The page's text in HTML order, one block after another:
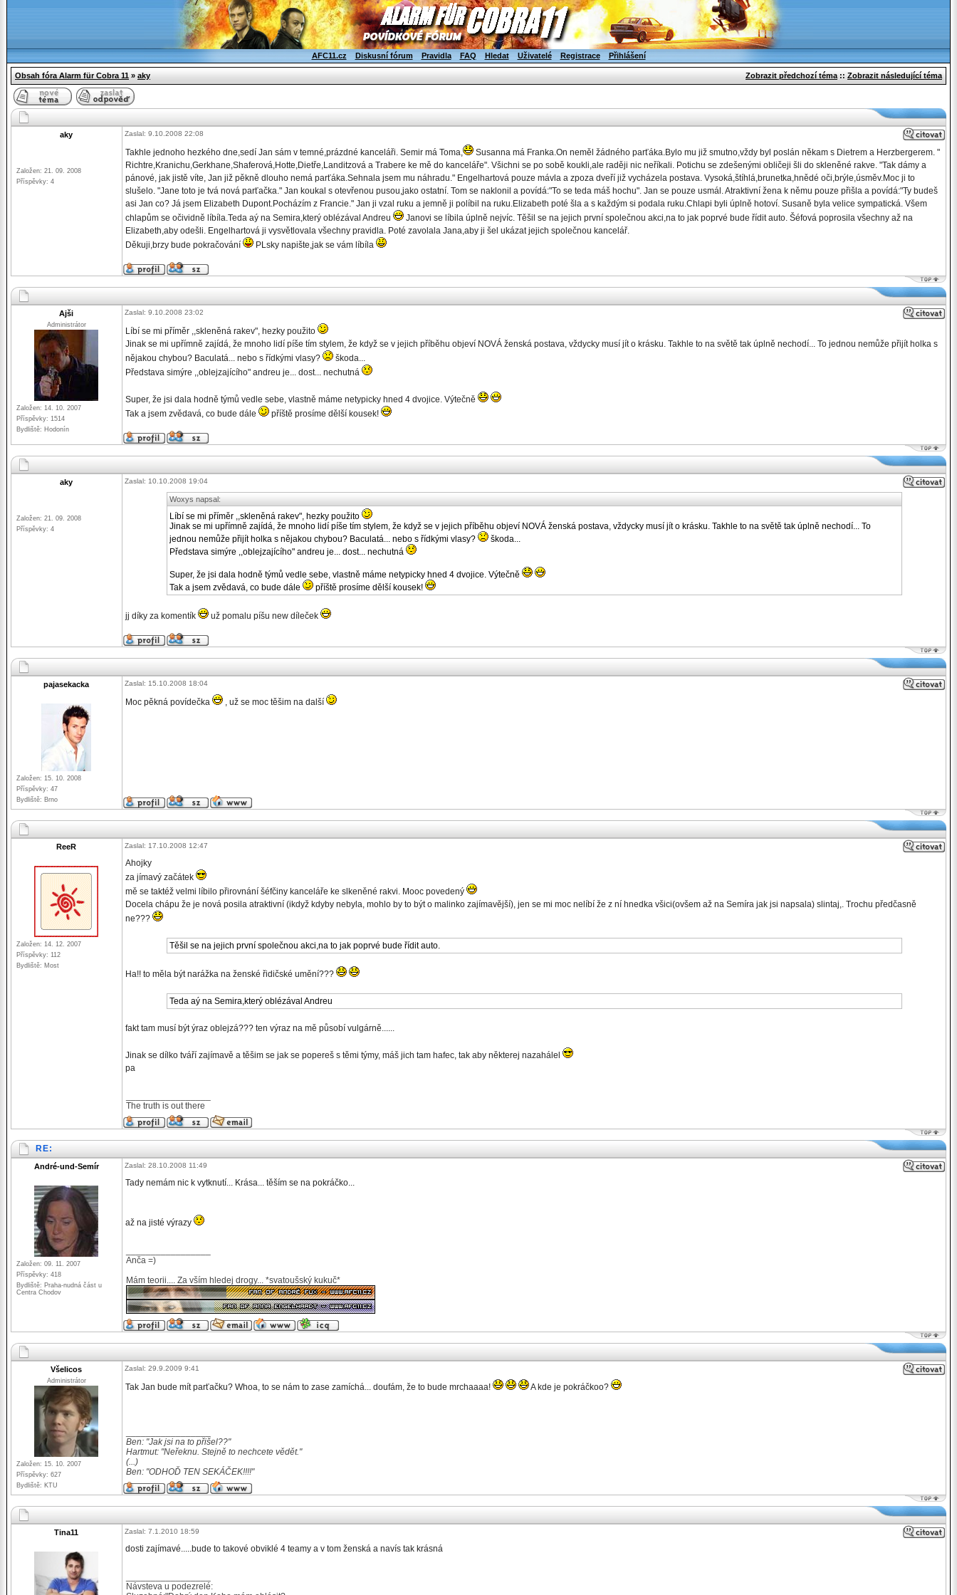
AFC11.cz Diskusní fórum Pravidla FAQ Hledat Uživatelé Registrace Přihlášení
Obsah fóra Alarm für Cobra 11 » aky Zobrazit předchozí téma :: Zobrazit následující téma
aky
Založen: 21. 09. 2008
Příspěvky: 4
Zaslal: 9.10.2008 22:08
Takhle jednoho hezkého dne,sedí Jan sám v temné,prázdné kanceláři. Semir má Toma,
Susanna má Franka.On neměl žádného parťáka.Bylo mu již smutno,vždy byl poslán někam s Dietrem a Herzbergerem. "
Richtre,Kranichu,Gerkhane,Shaferová,Hotte,Dietře,Landitzová a Trabere ke mě do kanceláře". Všichni se po sobě koukli,ale raději nic neříkali. Potichu se zdešenými obličeji šli do skleněné rakve. "Tak dámy a
pánové, jak jistě víte, Jan již pěkně dlouho nemá parťáka.Sehnala jsem mu náhradu." Engelhartová pouze mávla a zpoza dveří již vycházela postava. Vysoká,štíhlá,brunetka,hnědé oči,brýle,úsměv.Moc ji to
slušelo. "Jane toto je tvá nová parťačka." Jan koukal s otevřenou pusou,jako ostatní. Tom se naklonil a povídá:"To se teda máš hochu". Jan se pouze usmál. Atraktivní žena k němu pouze přišla a povídá:"Ty budeš
asi Jan co? Já jsem Elizabeth Dupont.Pocházím z Francie." Jan ji vzal ruku a jemně ji políbil na ruku.Elizabeth poté šla a s každým si podala ruku.Chlapi byli úplně hotoví. Susaně byla velice sympatická. Všem
chlapům se očividně líbíla.Teda aý na Semira,který oblézával Andreu
Janovi se líbila úplně nejvíc. Těšil se na jejich první společnou akci,na to jak poprvé bude řídit auto. Šéfová poprosila všechny až na
Elizabeth,aby odešli. Engelhartová ji vysvětlovala všechny pravidla. Poté zavolala Jana,aby ji šel ukázat jejich společnou kancelář.
Děkuji,brzy bude pokračování
PLsky napište,jak se vám líbíla
Ajši
Administrátor
Založen: 14. 10. 2007
Příspěvky: 1514
Bydliště: Hodonín
Zaslal: 9.10.2008 23:02
Líbí se mi příměr ,,skleněná rakev", hezky použito
Jinak se mi upřímně zajídá, že mnoho lidí píše tím stylem, že když se v jejich příběhu objeví NOVÁ ženská postava, vždycky musí jít o krásku. Takhle to na světě tak úplně nechodí... To jednou nemůže přijít holka s
nějakou chybou? Baculatá... nebo s řídkými vlasy?
škoda...
Představa simýre ,,oblejzajícího" andreu je... dost... nechutná
Super, že jsi dala hodně týmů vedle sebe, vlastně máme netypicky hned 4 dvojice. Výtečně
Tak a jsem zvědavá, co bude dále
příště prosíme dělší kousek!
aky
Založen: 21. 09. 2008
Příspěvky: 4
Zaslal: 10.10.2008 19:04
Woxys napsal:
Líbí se mi příměr ,,skleněná rakev", hezky použito
Jinak se mi upřímně zajídá, že mnoho lidí píše tím stylem, že když se v jejich příběhu objeví NOVÁ ženská postava, vždycky musí jít o krásku. Takhle to na světě tak úplně nechodí... To
jednou nemůže přijít holka s nějakou chybou? Baculatá... nebo s řídkými vlasy?
škoda...
Představa simýre ,,oblejzajícího" andreu je... dost... nechutná
Super, že jsi dala hodně týmů vedle sebe, vlastně máme netypicky hned 4 dvojice. Výtečně
Tak a jsem zvědavá, co bude dále
příště prosíme dělší kousek!
jj díky za komentík už pomalu píšu new díleček
pajasekacka
Založen: 15. 10. 2008
Příspěvky: 47
Bydliště: Brno
Zaslal: 15.10.2008 18:04
Moc pěkná povídečka , už se moc těšim na další
ReeR
Založen: 14. 12. 2007
Příspěvky: 112
Bydliště: Most
Zaslal: 17.10.2008 12:47
Ahojky
za jímavý začátek
mě se taktéž velmi líbilo přirovnání šéfčiny kanceláře ke slkeněné rakvi. Mooc povedený
Docela chápu že je nová posila atraktivní (ikdyž kdyby nebyla, mohlo by to být o malinko zajímavější), jen se mi moc nelíbí že z ní hnedka všici(ovšem až na Semíra jak jsi napsala) slintaj,. Trochu předčasně
ne???
Těšil se na jejich první společnou akci,na to jak poprvé bude řídit auto.
Ha!! to měla být narážka na ženské řidičské umění???
Teda aý na Semira,který oblézával Andreu
fakt tam musí být ýraz oblejzá??? ten výraz na mě působí vulgárně......
Jinak se dílko tváří zajímavě a těšim se jak se popereš s těmi týmy, máš jich tam hafec, tak aby některej nazahálel
pa
The truth is out there
RE:
André-und-Semír
Založen: 09. 11. 2007
Příspěvky: 418
Bydliště: Praha-nudná část u
Centra Chodov
Zaslal: 28.10.2008 11:49
Tady nemám nic k vytknutí... Krása... těším se na pokráčko...
až na jisté výrazy
Anča =)
Mám teorii.... Za vším hledej drogy... *svatoušský kukuč*
Všelicos
Administrátor
Založen: 15. 10. 2007
Příspěvky: 627
Bydliště: KTU
Zaslal: 29.9.2009 9:41
Tak Jan bude mít parťačku? Whoa, to se nám to zase zamíchá... doufám, že to bude mrchaaaa! A kde je pokráčkoo?
Ben: "Jak jsi na to přišel??"
Hartmut: "Neřeknu. Stejně to nechcete vědět."
(...)
Ben: "ODHOĎ TEN SEKÁČEK!!!!"
Tina11 Zaslal: 7.1.2010 18:59
dosti zajímavé.....bude to takové obviklé 4 teamy a v tom ženská a navís tak krásná
Návsteva u podezrelé: